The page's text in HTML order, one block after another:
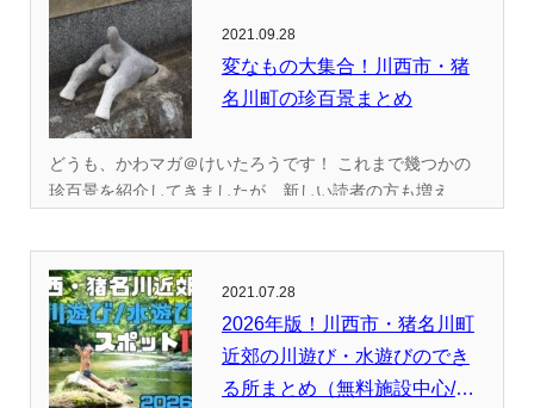
2021.09.28
変なもの大集合！川西市・猪
名川町の珍百景まとめ
どうも、かわマガ＠けいたろうです！ これまで幾つかの
珍百景を紹介してきましたが、新しい読者の方も増え...
2021.07.28
2026年版！川西市・猪名川町
近郊の川遊び・水遊びのでき
る所まとめ（無料施設中心/